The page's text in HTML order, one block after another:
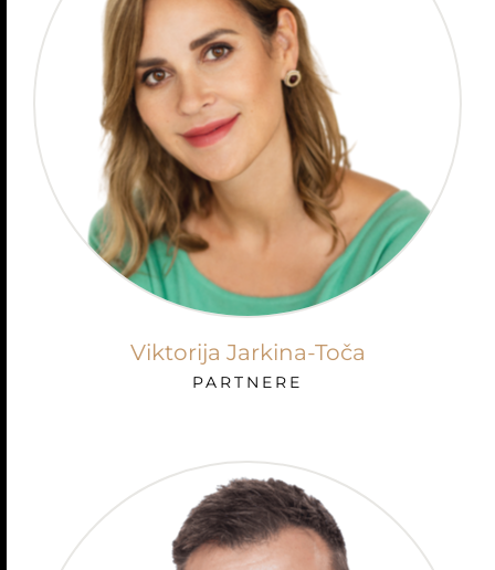
Viktorija Jarkina-Toča
PARTNERE